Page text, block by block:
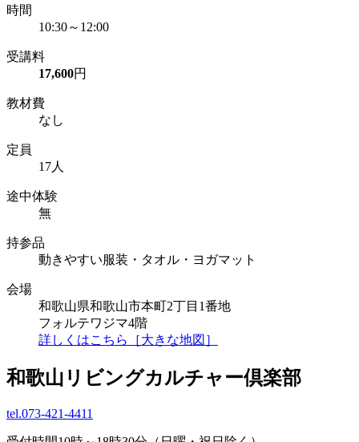
時間
10:30～12:00
受講料
17,600円
教材費
なし
定員
17人
途中体験
無
持参品
動きやすい服装・タオル・ヨガマット
会場
和歌山県和歌山市本町2丁目1番地
フォルテワジマ4階
詳しくはこちら［大きな地図］
和歌山リビングカルチャー倶楽部
tel.073-421-4411